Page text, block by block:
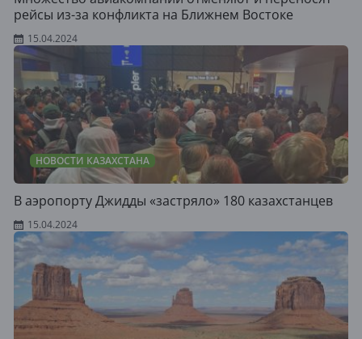
рейсы из-за конфликта на Ближнем Востоке
15.04.2024
НОВОСТИ КАЗАХСТАНА
В аэропорту Джидды «застряло» 180 казахстанцев
15.04.2024